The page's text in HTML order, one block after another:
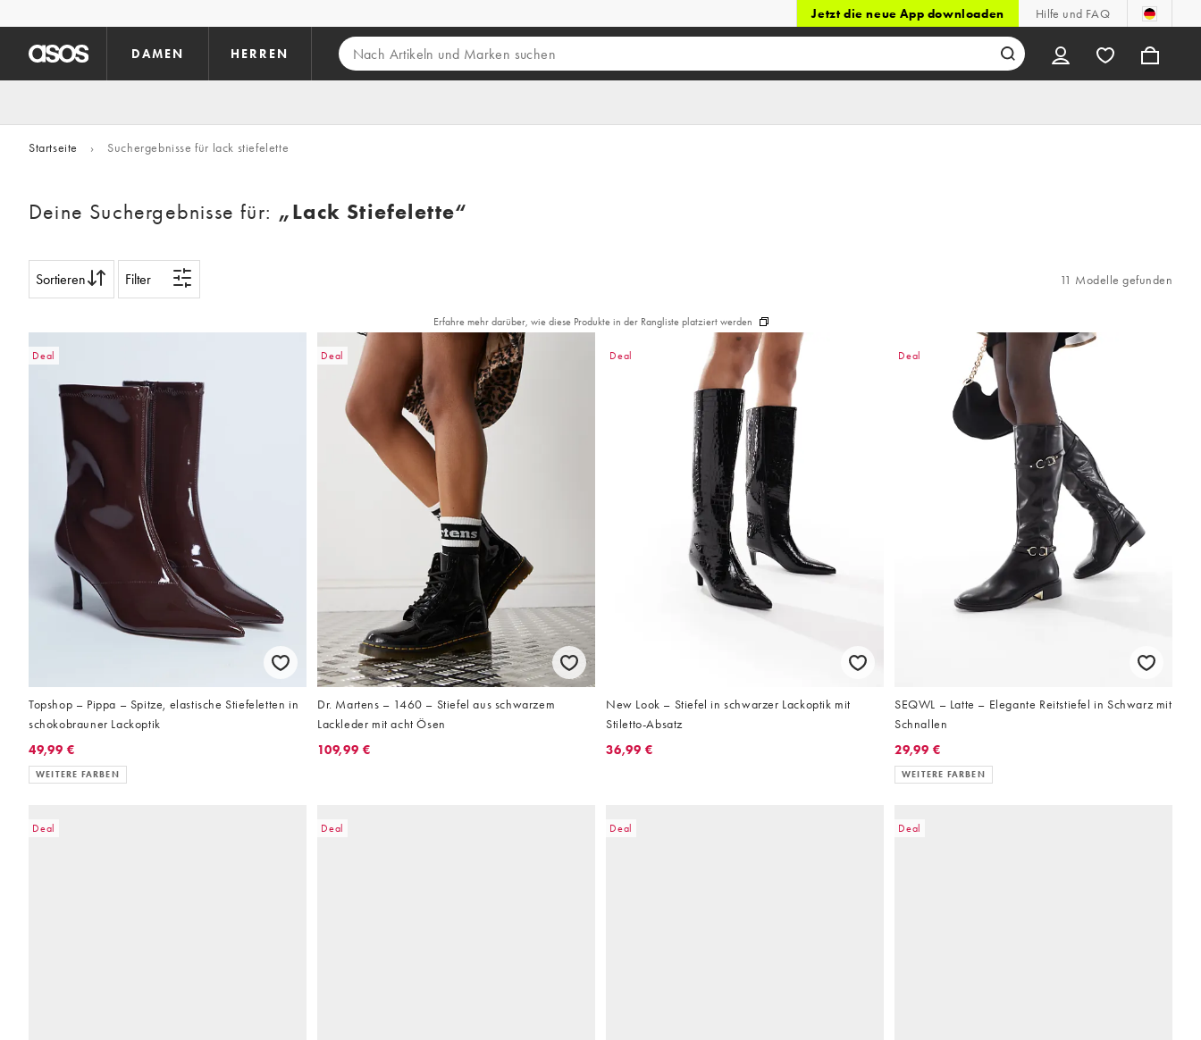
Jetzt die neue App downloaden Hilfe und FAQ
DAMEN HERREN
Startseite › Suchergebnisse für lack stiefelette
Deine Suchergebnisse für: „lack Stiefelette“
Sortieren Filter 11 Modelle gefunden
Erfahre mehr darüber, wie diese Produkte in der Rangliste platziert werden
Deal
Topshop – Pippa – Spitze, elastische Stiefeletten in
schokobrauner Lackoptik
49,99 €
WEITERE FARBEN
Deal
Dr. Martens – 1460 – Stiefel aus schwarzem
Lackleder mit acht Ösen
109,99 €
Deal
New Look – Stiefel in schwarzer Lackoptik mit
Stiletto-Absatz
36,99 €
Deal
SEQWL – Latte – Elegante Reitstiefel in Schwarz mit
Schnallen
29,99 €
WEITERE FARBEN
Deal Deal Deal Deal